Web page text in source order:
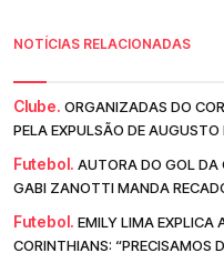
NOTÍCIAS RELACIONADAS
Clube. ORGANIZADAS DO
PELA EXPULSÃO DE AUGUSTO
Futebol. AUTORA DO GOL DA
GABI ZANOTTI MANDA
Futebol. EMILY LIMA EXPLICA
CORINTHIANS: “PRECISAMOS